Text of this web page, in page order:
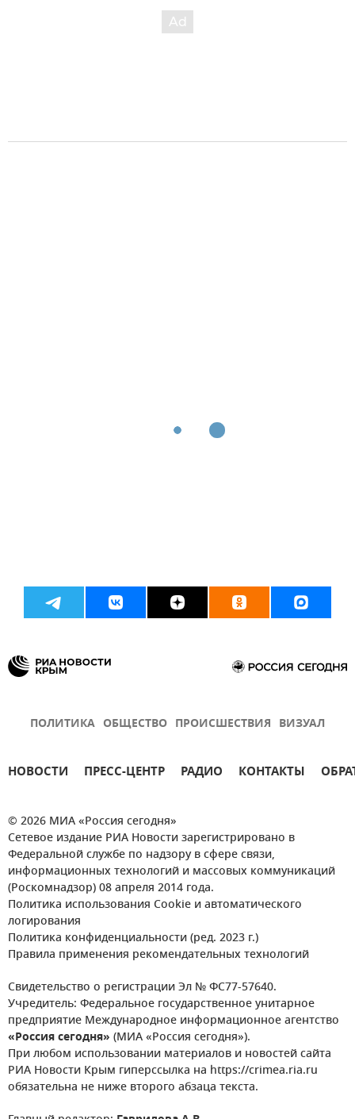
ПОЛИТИКА ОБЩЕСТВО ПРОИСШЕСТВИЯ ВИЗУАЛ
НОВОСТИ ПРЕСС-ЦЕНТР РАДИО КОНТАКТЫ
© 2026 МИА «Россия сегодня»
Сетевое издание РИА Новости зарегистрировано в
Федеральной службе по надзору в сфере связи,
информационных технологий и массовых коммуникаций
(Роскомнадзор) 08 апреля 2014 года.
Политика использования Cookie и автоматического
логирования
Политика конфиденциальности (ред. 2023 г.)
Правила применения рекомендательных технологий
Свидетельство о регистрации Эл № ФС77-57640.
Учредитель: Федеральное государственное унитарное
предприятие Международное информационное агентство
«Россия сегодня» (МИА «Россия сегодня»).
При любом использовании материалов и новостей сайта
РИА Новости Крым гиперссылка на https://crimea.ria.ru
обязательна не ниже второго абзаца текста.